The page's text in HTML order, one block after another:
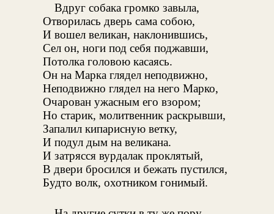
Вдруг собака громко завыла,
Отворилась дверь сама собою,
И вошел великан, наклонившись,
Сел он, ноги под себя поджавши,
Потолка головою касаясь.
Он на Марка глядел неподвижно,
Неподвижно глядел на него Марко,
Очарован ужасным его взором;
Но старик, молитвенник раскрывши,
Запалил кипарисную ветку,
И подул дым на великана.
И затрясся вурдалак проклятый,
В двери бросился и бежать пустился,
Будто волк, охотником гонимый.